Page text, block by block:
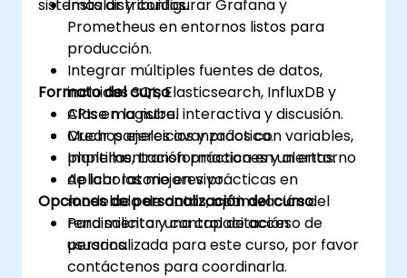
sistemas distribuidos.
Instalar y configurar Grafana y
Prometheus en entornos listos para
producción.
Integrar múltiples fuentes de datos,
incluidas SQL, Elasticsearch, InfluxDB y
APIs en la nube.
Crear paneles avanzados con variables,
plantillas, transformaciones y alertas.
Aplicar las mejores prácticas en
modelado de datos, optimización del
rendimiento y control de acceso de
usuarios.
Formato del curso
Clase magistral interactiva y discusión.
Muchos ejercicios y práctica.
Implementación práctica en un entorno
de laboratorio en vivo.
Opciones de personalización del curso
Para solicitar una capacitación
personalizada para este curso, por favor
contáctenos para coordinarla.